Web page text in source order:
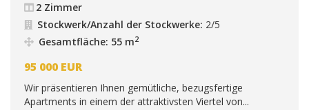
2 Zimmer
Stockwerk/Anzahl der Stockwerke: 2/5
Gesamtfläche: 55 m2
95 000 EUR
Wir präsentieren Ihnen gemütliche, bezugsfertige
Apartments in einem der attraktivsten Viertel von...